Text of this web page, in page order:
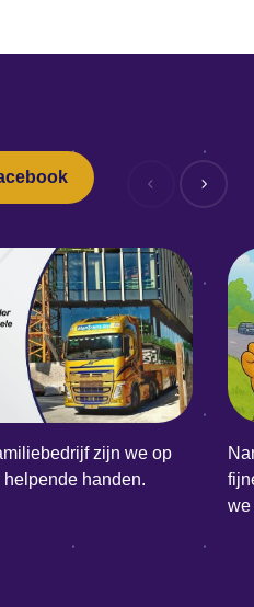
zijn we op
handen.